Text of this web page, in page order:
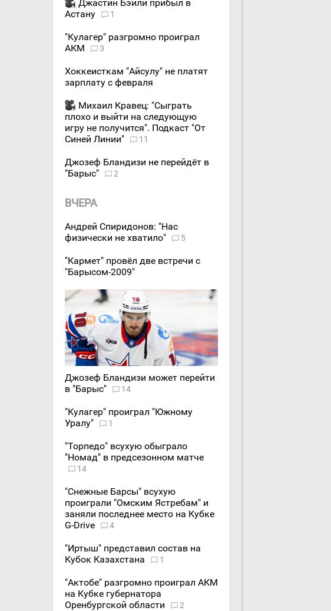
Джастин Бэйли прибыл в
Астану
1
"Кулагер" разгромно проиграл
АКМ
3
Хоккеисткам "Айсулу" не платят
зарплату с февраля
Михаил Кравец: "Сыграть
плохо и выйти на следующую
игру не получится". Подкаст "От
Синей Линии"
11
Джозеф Бландизи не перейдёт в
"Барыс"
2
ВЧЕРА
Андрей Спиридонов: "Нас
физически не хватило"
5
"Кармет" провёл две встречи с
"Барысом-2009"
Джозеф Бландизи может перейти
в "Барыс"
14
"Кулагер" проиграл "Южному
Уралу"
1
"Торпедо" всухую обыграло
"Номад" в предсезонном матче
14
"Снежные Барсы" всухую
проиграли "Омским Ястребам" и
заняли последнее место на Кубке
G-Drive
4
"Иртыш" представил состав на
Кубок Казахстана
1
"Актобе" разгромно проиграл АКМ
на Кубке губернатора
Оренбургской области
2